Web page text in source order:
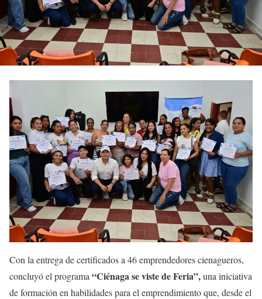
Con la entrega de certificados a 46 emprendedores cienagueros,
concluyó el programa “Ciénaga se viste de Feria”,una iniciativa
de formación en habilidades para el emprendimiento que, desde el